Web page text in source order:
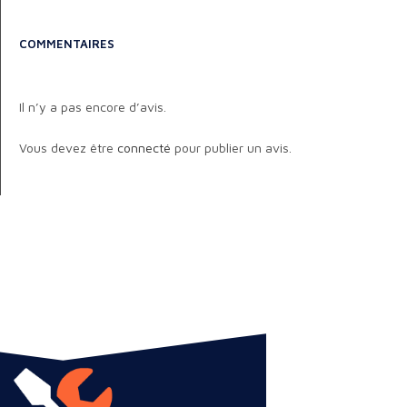
COMMENTAIRES
Il n’y a pas encore d’avis.
Vous devez être connecté pour publier un avis.